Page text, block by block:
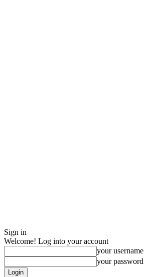
Sign in
Welcome! Log into your account
your username
your password